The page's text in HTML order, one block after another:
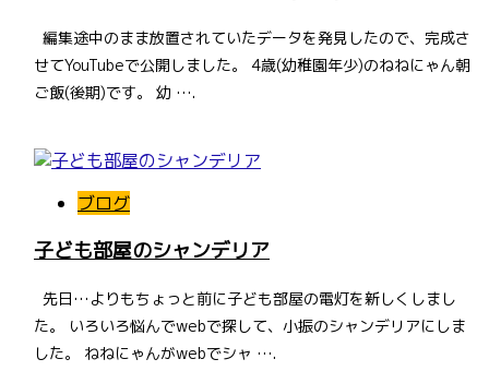
編集途中のまま放置されていたデータを発見したので、完成さ
せてYouTubeで公開しました。 4歳(幼稚園年少)のねねにゃん朝
ご飯(後期)です。 幼 ….
ブログ
子ども部屋のシャンデリア
先日…よりもちょっと前に子ども部屋の電灯を新しくしまし
た。 いろいろ悩んでwebで探して、小振のシャンデリアにしま
した。 ねねにゃんがwebでシャ ….